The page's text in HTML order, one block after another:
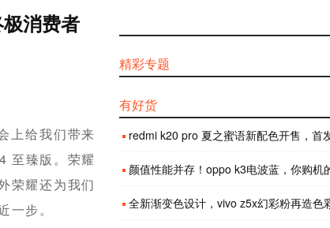
消费者
上给我们带来
至臻版。荣耀
荣耀还为我们
步。
精彩专题
有好货
redmi k20 pro 夏之蜜语新配色开售，首发直降
颜值性能并存！oppo k3电波蓝，你购机的新选
全新渐变色设计，vivo z5x幻彩粉再造色彩美